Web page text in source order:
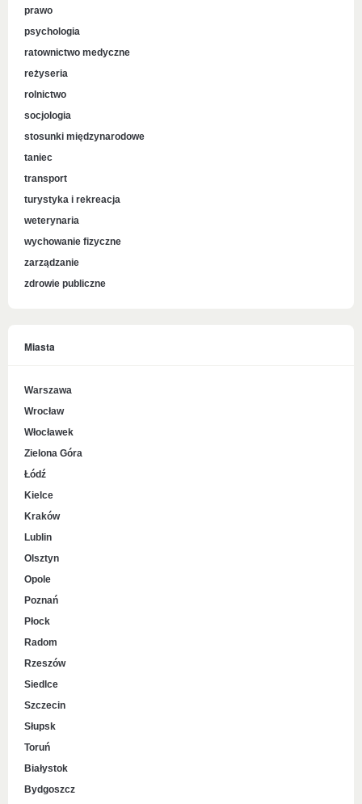
prawo
psychologia
ratownictwo medyczne
reżyseria
rolnictwo
socjologia
stosunki międzynarodowe
taniec
transport
turystyka i rekreacja
weterynaria
wychowanie fizyczne
zarządzanie
zdrowie publiczne
Miasta
Warszawa
Wrocław
Włocławek
Zielona Góra
Łódź
Kielce
Kraków
Lublin
Olsztyn
Opole
Poznań
Płock
Radom
Rzeszów
Siedlce
Szczecin
Słupsk
Toruń
Białystok
Bydgoszcz